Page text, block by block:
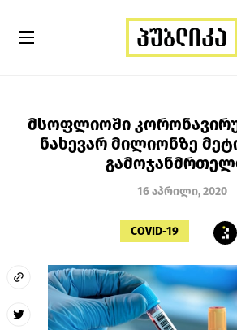
მსოფლიოში
ნახევარ მილიონზე
16 აპრილი, 2020
COVID-19